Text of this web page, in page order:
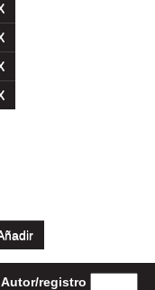
Autor/registro